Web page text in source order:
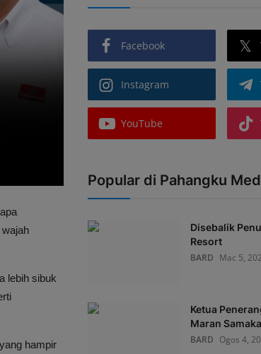
lebih sibuk
hampir
Facebook
Instagram
YouTube
Popular di Pahangku
Disebalik
Resort
BARD Mac 5,
Ketua
Maran
BARD Ogos 4,